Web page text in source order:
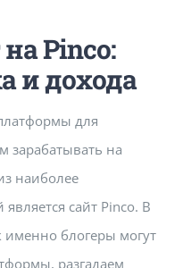
Pinco:
и дохода
для
зарабатывать на
наиболее
сайт Pinco. В
именно блогеры могут
разгадаем